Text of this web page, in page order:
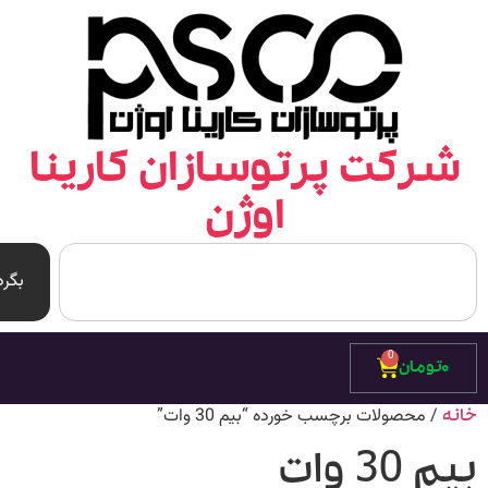
پرتوسازان کارینا
اوژن
تومان
/ محصولات برچسب خورده “بیم 30 وات”
30 وات